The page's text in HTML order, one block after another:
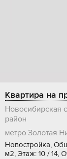
Квартира на
Новосибирская
район
метро Золотая
Новостройка,
м2, Этаж: 10 / 14,